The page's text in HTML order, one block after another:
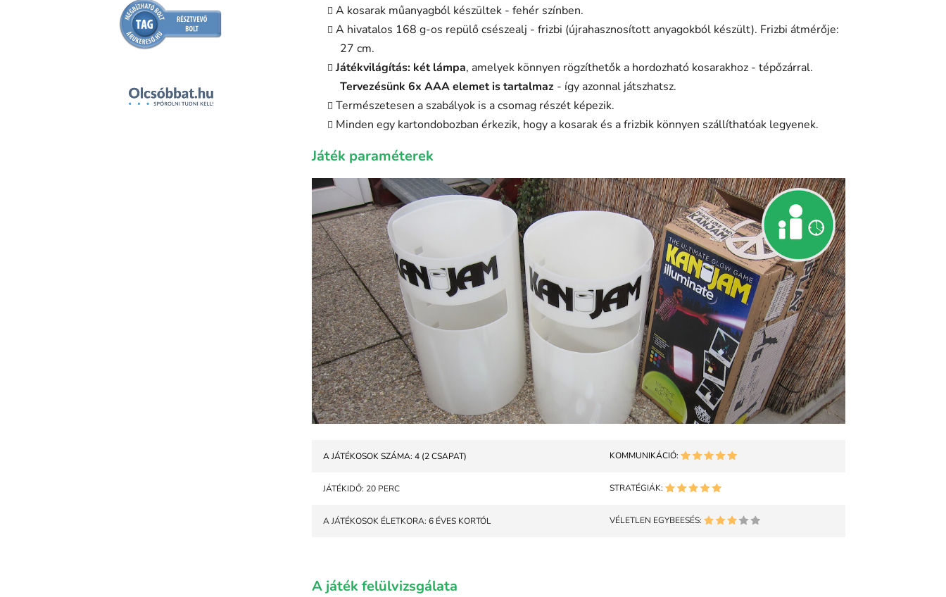
A kosarak műanyagból készültek - fehér színben.
A hivatalos 168 g-os repülő csészealj - frizbi (újrahasznosított anyagokból készült). Frizbi átmérője:
27 cm.
Játékvilágítás: két lámpa, amelyek könnyen rögzíthetők a hordozható kosarakhoz - tépőzárral.
Tervezésünk 6x AAA elemet is tartalmaz - így azonnal játszhatsz.
Természetesen a szabályok is a csomag részét képezik.
Minden egy kartondobozban érkezik, hogy a kosarak és a frizbik könnyen szállíthatóak legyenek.
Játék paraméterek
A JÁTÉKOSOK SZÁMA: 4 (2 CSAPAT) KOMMUNIKÁCIÓ:
JÁTÉKIDŐ: 20 PERC STRATÉGIÁK:
A JÁTÉKOSOK ÉLETKORA: 6 ÉVES KORTÓL VÉLETLEN EGYBEESÉS:
A játék felülvizsgálata